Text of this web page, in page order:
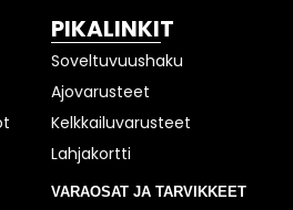
PIKALINKIT
Soveltuvuushaku
Ajovarusteet
Kelkkailuvarusteet
Lahjakortti
VARAOSAT JA TARVIKKEET